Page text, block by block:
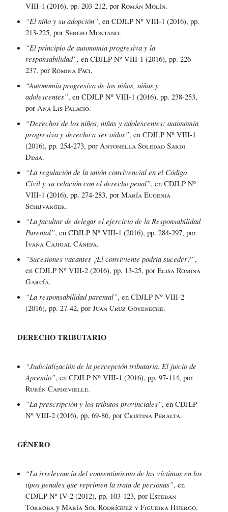
VIII-1 (2016), pp. 203-212, por Román Molín.
“El niño y su adopción”, en CDJLP Nº VIII-1 (2016), pp.
213-225, por Sergio Montano.
“El principio de autonomía progresiva y la
responsabilidad”, en CDJLP Nº VIII-1 (2016), pp. 226-
237, por Romina Paci.
“Autonomía progresiva de los niños, niñas y
adolescentes”, en CDJLP Nº VIII-1 (2016), pp. 238-253,
por Ana Lis Palacio.
“Derechos de los niños, niñas y adolescentes: autonomía
progresiva y derecho a ser oídos”, en CDJLP Nº VIII-1
(2016), pp. 254-273, por Antonella Soledad Sardi
Dima.
“La regulación de la unión convivencial en el Código
Civil y su relación con el derecho penal”, en CDJLP Nº
VIII-1 (2016), pp. 274-283, por María Eugenia
Schijvarger.
“La facultar de delegar el ejercicio de la Responsabilidad
Parental”, en CDJLP Nº VIII-1 (2016), pp. 284-297, por
Ivana Cajigal Cánepa.
“Sucesiones vacantes ¿El conviviente podría suceder?”,
en CDJLP Nº VIII-2 (2016), pp. 13-25, por Elisa Romina
García.
“La responsabilidad parental”, en CDJLP Nº VIII-2
(2016), pp. 27-42, por Juan Cruz Goyeneche.
DERECHO TRIBUTARIO
“Judicialización de la percepción tributaria. El juicio de
Apremio”, en CDJLP Nº VIII-1 (2016), pp. 97-114, por
Rubén Capdevielle.
“La prescripción y los tributos provinciales”, en CDJLP
Nº VIII-2 (2016), pp. 69-86, por Cristina Peralta.
GÉNERO
“La irrelevancia del consentimiento de las víctimas en los
tipos penales que reprimen la trata de personas”, en
CDJLP Nº IV-2 (2012), pp. 103-123, por Esteban
Torroba yMaría Sol Rodríguez y Figueira Huergo.